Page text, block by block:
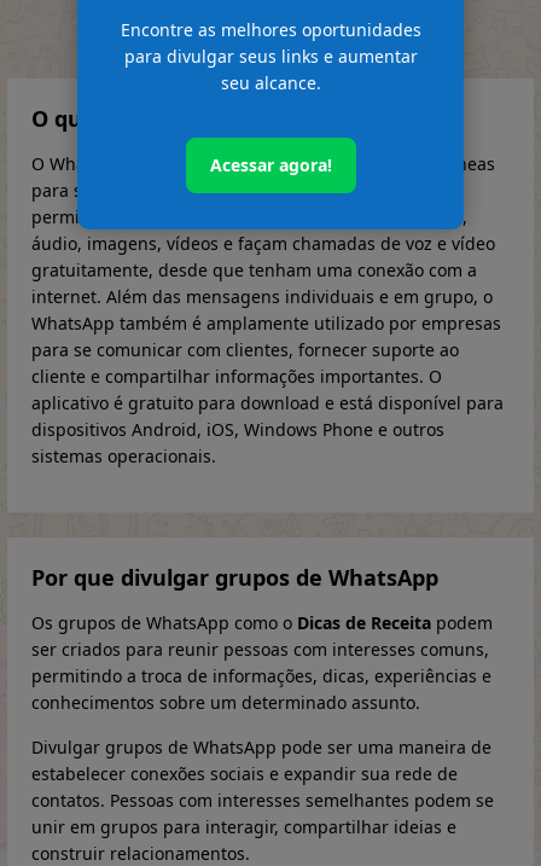
MAIS GRUPOS
O que é WhatsApp
O WhatsApp é um aplicativo de mensagens instantâneas
para smartphones e outros dispositivos móveis. Ele
permite que os usuários enviem mensagens de texto,
áudio, imagens, vídeos e façam chamadas de voz e vídeo
gratuitamente, desde que tenham uma conexão com a
internet. Além das mensagens individuais e em grupo, o
WhatsApp também é amplamente utilizado por empresas
para se comunicar com clientes, fornecer suporte ao
cliente e compartilhar informações importantes. O
aplicativo é gratuito para download e está disponível para
dispositivos Android, iOS, Windows Phone e outros
sistemas operacionais.
Por que divulgar grupos de WhatsApp
Os grupos de WhatsApp como o Dicas de Receita podem
ser criados para reunir pessoas com interesses comuns,
permitindo a troca de informações, dicas, experiências e
conhecimentos sobre um determinado assunto.
Divulgar grupos de WhatsApp pode ser uma maneira de
estabelecer conexões sociais e expandir sua rede de
contatos. Pessoas com interesses semelhantes podem se
unir em grupos para interagir, compartilhar ideias e
construir relacionamentos.
Encontre as melhores oportunidades
para divulgar seus links e aumentar
seu alcance.
Acessar agora!